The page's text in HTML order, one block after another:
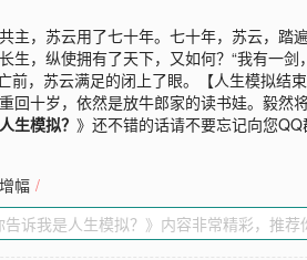
主，苏云用了七十年。七十年，苏云，
生，纵使拥有了天下，又如何？“我有一
前，苏云满足的闭上了眼。【人生模拟
回十岁，依然是放牛郎家的读书娃。毅然
生模拟？》还不错的话请不要忘记向您QQ
幅 /